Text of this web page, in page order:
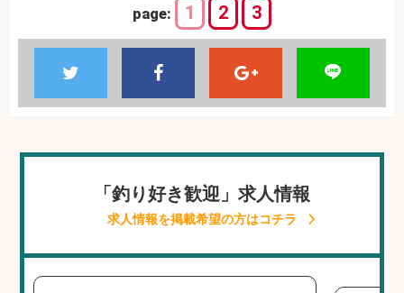
page: 1 2 3
「釣り好き歓迎」求人情報
求人情報を掲載希望の方はコチラ